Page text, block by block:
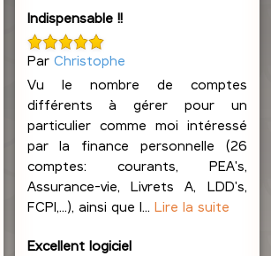
Indispensable !!
Par Christophe
Vu le nombre de comptes
différents à gérer pour un
particulier comme moi intéressé
par la finance personnelle (26
comptes: courants, PEA's,
Assurance-vie, Livrets A, LDD's,
FCPI,...), ainsi que l... Lire la suite
Excellent logiciel